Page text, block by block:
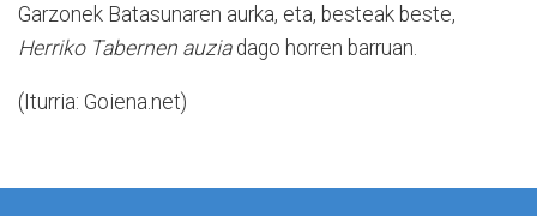
Garzonek Batasunaren aurka, eta, besteak beste,
Herriko Tabernen auziadago horren barruan.
(Iturria: Goiena.net)